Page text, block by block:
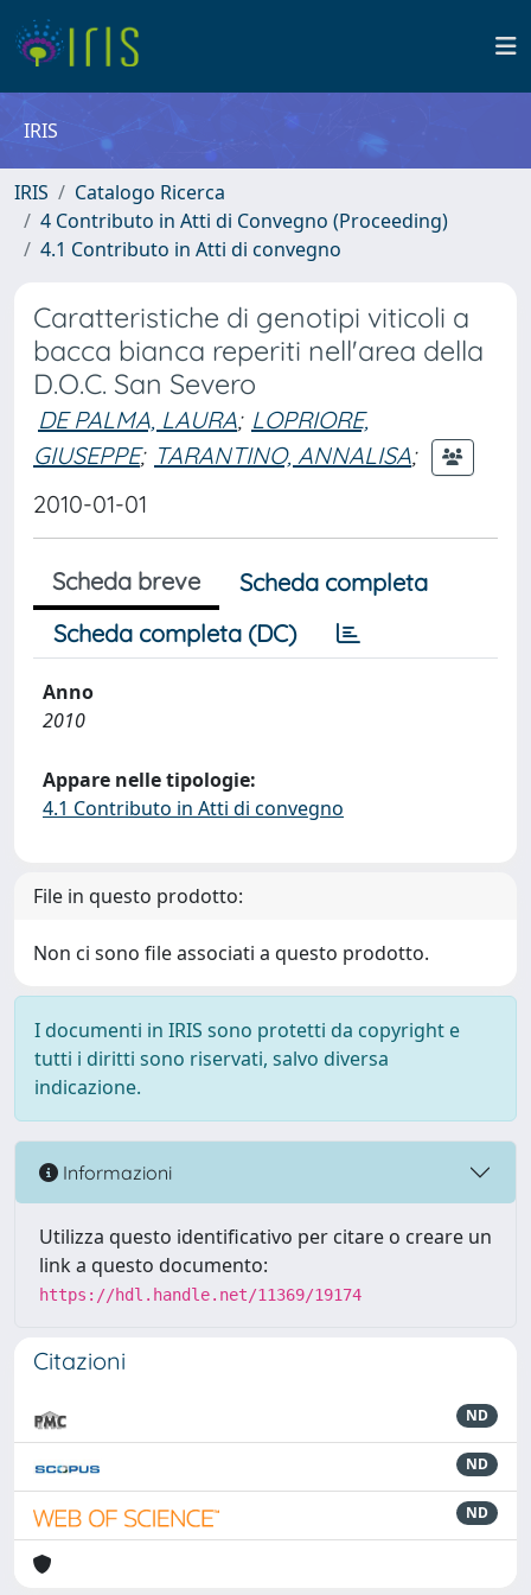
IRIS
IRIS
Catalogo Ricerca
4 Contributo in Atti di Convegno (Proceeding)
4.1 Contributo in Atti di convegno
Caratteristiche di genotipi viticoli a
bacca bianca reperiti nell'area della
D.O.C. San Severo
DE PALMA, LAURA; LOPRIORE,
GIUSEPPE; TARANTINO, ANNALISA;
2010-01-01
Scheda breve
Scheda completa
Scheda completa (DC)
Anno
2010
Appare nelle tipologie:
4.1 Contributo in Atti di convegno
File in questo prodotto:
Non ci sono file associati a questo prodotto.
I documenti in IRIS sono protetti da copyright e
tutti i diritti sono riservati, salvo diversa
indicazione.
Informazioni
Utilizza questo identificativo per citare o creare un
link a questo documento:
https://hdl.handle.net/11369/19174
Citazioni
ND
ND
ND